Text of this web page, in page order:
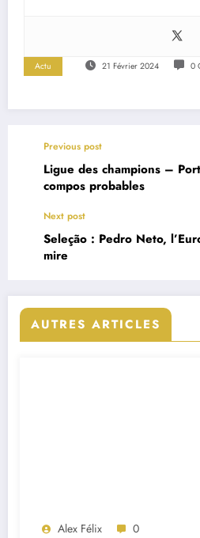
Actu 21 Février 2024 0
Previous post
Ligue des champions –
compos probables
Next post
Seleção : Pedro Neto,
mire
AUTRES ARTICLES
Alex Félix 0